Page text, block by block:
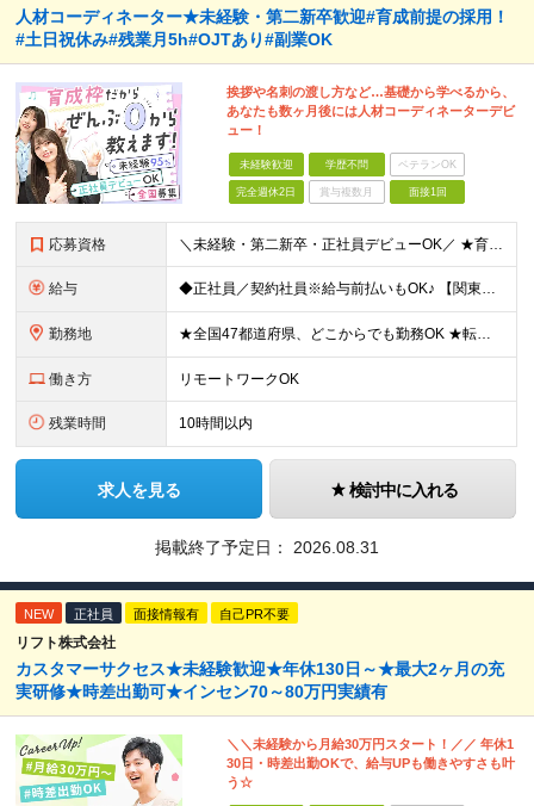
人材コーディネーター★未経験・第二新卒歓迎#育成前提の採用！
#土日祝休み#残業月5h#OJTあり#副業OK
挨拶や名刺の渡し方など…基礎から学べるから、
あなたも数ヶ月後には人材コーディネーターデビ
ュー！
未経験歓迎 学歴不問 ベテランOK
完全週休2日 賞与複数月 面接1回
応募資格 ＼未経験・第二新卒・正社員デビューOK／ ★育成前提の採用を実施中！ ■経歴・ブランク不問 ■学歴不問 ≪≪特別なスキルや経験は必要なし！≫≫ 当社では人柄重視の採用を実施しています。 働く先輩社員
給与 ◆正社員／契約社員※給与前払いもOK♪ 【関東（一都三県）】 月給25万円～ ※固定残業代（月20時間分／月3万2383円）を含む。超過分は別途支給。 ※試用期間中の給与は月給23万円～ 【関東（北
勤務地 ★全国47都道府県、どこからでも勤務OK ★転勤なし！腰を据えて活躍◎ ★マイカー通勤OK（拠点による） ★業務に慣れたら、ゆくゆくはリモート併用やフルリモートも可能 全国のお客様先にて勤務していた
働き方 リモートワークOK
残業時間 10時間以内
求人を見る 検討中に入れる
掲載終了予定日： 2026.08.31
NEW 正社員 面接情報有 自己PR不要
リフト株式会社
カスタマーサクセス★未経験歓迎★年休130日～★最大2ヶ月の充
実研修★時差出勤可★インセン70～80万円実績有
＼＼未経験から月給30万円スタート！／／ 年休1
30日・時差出勤OKで、給与UPも働きやすさも叶
う☆